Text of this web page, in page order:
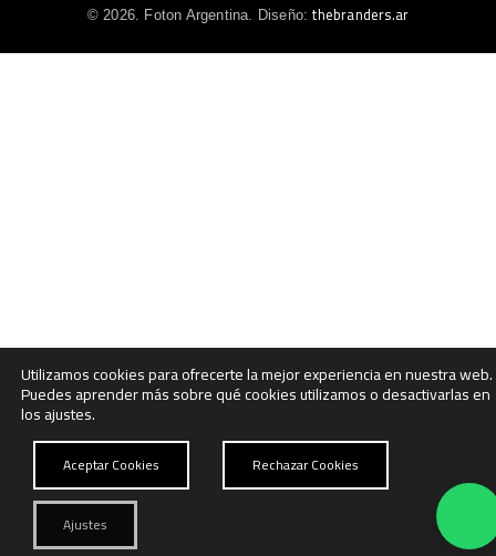
© 2026. Foton Argentina. Diseño:thebranders.ar
Utilizamos cookies para ofrecerte la mejor experiencia en nuestra web.
Puedes aprender más sobre qué cookies utilizamos o desactivarlas en
los ajustes.
Aceptar Cookies Rechazar Cookies
Ajustes